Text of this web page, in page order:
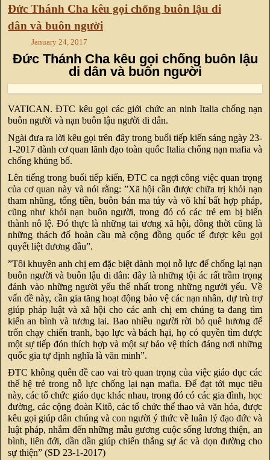
Đức Thánh Cha kêu gọi chống buôn lậu di
dân và buôn người
January 24, 2017
Đức Thánh Cha kêu gọi chống buôn lậu
di dân và buôn người
VATICAN. ĐTC kêu gọi các giới chức an ninh Italia chống nạn
buôn người và nạn buôn lậu người di dân.
Ngài đưa ra lời kêu gọi trên đây trong buổi tiếp kiến sáng ngày 23-
1-2017 dành cơ quan lãnh đạo toàn quốc Italia chống nạn mafia và
chống khủng bố.
Lên tiếng trong buổi tiếp kiến, ĐTC ca ngợi công việc quan trọng
của cơ quan này và nói rằng: ”Xã hội cần được chữa trị khỏi nạn
tham nhũng, tống tiền, buôn bán ma túy và võ khí bất hợp pháp,
cũng như khỏi nạn buôn người, trong đó có các trẻ em bị biến
thành nô lệ. Đó thực là những tai ương xã hội, đồng thời cũng là
những thách đố hoàn cầu mà cộng đồng quốc tế được kêu gọi
quyết liệt đương đầu”.
”Tôi khuyên anh chị em đặc biệt dành mọi nỗ lực để chống lại nạn
buôn người và buôn lậu di dân: đây là những tội ác rất trầm trọng
đánh vào những người yếu thế nhất trong những người yếu. Về
vấn đề này, cần gia tăng hoạt động bảo vệ các nạn nhân, dự trù trợ
giúp pháp luật và xã hội cho các anh chị em chúng ta đang tìm
kiến an bình và tương lai. Bao nhiều người rời bỏ quê hương để
trốn chạy chiến tranh, bạo lực và bách hại, họ có quyền tìm được
một sự tiếp đón thích hợp và một sự bảo vệ thích đáng nơi những
quốc gia tự định nghĩa là văn minh”.
ĐTC không quên đề cao vai trò quan trọng của việc giáo dục các
thế hệ trẻ trong nỗ lực chống lại nạn mafia. Để đạt tới mục tiêu
này, các tổ chức giáo dục khác nhau, trong đó có các gia đình, học
đường, các cộng đoàn Kitô, các tổ chức thể thao và văn hóa, được
kêu gọi giúp dân chúng và con người ý thức về luân lý đạo đức và
luật pháp, nhắm đến những mẫu gương cuộc sống lương thiện, an
bình, liên đới, dần dần giúp chiến thắng sự ác và dọn đường cho
sự thiện” (SD 23-1-2017)